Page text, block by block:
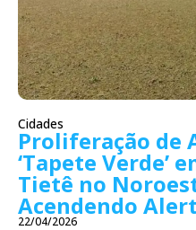
Cidades
Proliferação de
‘Tapete Verde’
Tietê no
Acendendo
22/04/2026